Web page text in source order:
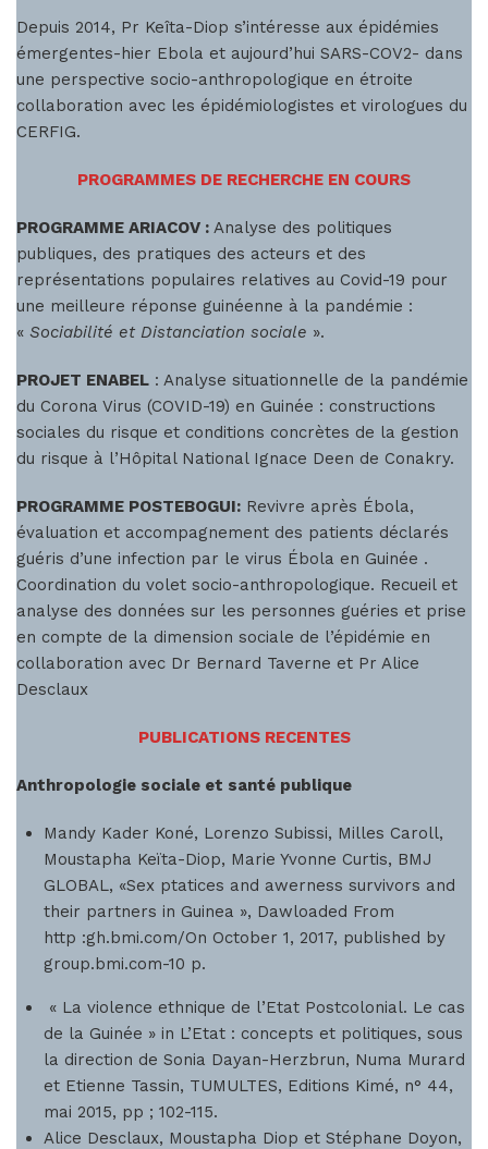
Depuis 2014, Pr Keîta-Diop s’intéresse aux épidémies
émergentes-hier Ebola et aujourd’hui SARS-COV2- dans
une perspective socio-anthropologique en étroite
collaboration avec les épidémiologistes et virologues du
CERFIG.
PROGRAMMES DE RECHERCHE EN COURS
PROGRAMME ARIACOV : Analyse des politiques
publiques, des pratiques des acteurs et des
représentations populaires relatives au Covid-19 pour
une meilleure réponse guinéenne à la pandémie :
« Sociabilité et Distanciation sociale ».
PROJET ENABEL : Analyse situationnelle de la pandémie
du Corona Virus (COVID-19) en Guinée : constructions
sociales du risque et conditions concrètes de la gestion
du risque à l’Hôpital National Ignace Deen de Conakry.
PROGRAMME POSTEBOGUI: Revivre après Ébola,
évaluation et accompagnement des patients déclarés
guéris d’une infection par le virus Ébola en Guinée .
Coordination du volet socio-anthropologique. Recueil et
analyse des données sur les personnes guéries et prise
en compte de la dimension sociale de l’épidémie en
collaboration avec Dr Bernard Taverne et Pr Alice
Desclaux
PUBLICATIONS RECENTES
Anthropologie sociale et santé publique
Mandy Kader Koné, Lorenzo Subissi, Milles Caroll,
Moustapha Keïta-Diop, Marie Yvonne Curtis, BMJ
GLOBAL, «Sex ptatices and awerness survivors and
their partners in Guinea », Dawloaded From
http :gh.bmi.com/On October 1, 2017, published by
group.bmi.com-10 p.
« La violence ethnique de l’Etat Postcolonial. Le cas
de la Guinée » in L’Etat : concepts et politiques, sous
la direction de Sonia Dayan-Herzbrun, Numa Murard
et Etienne Tassin, TUMULTES, Editions Kimé, n° 44,
mai 2015, pp ; 102-115.
Alice Desclaux, Moustapha Diop et Stéphane Doyon,